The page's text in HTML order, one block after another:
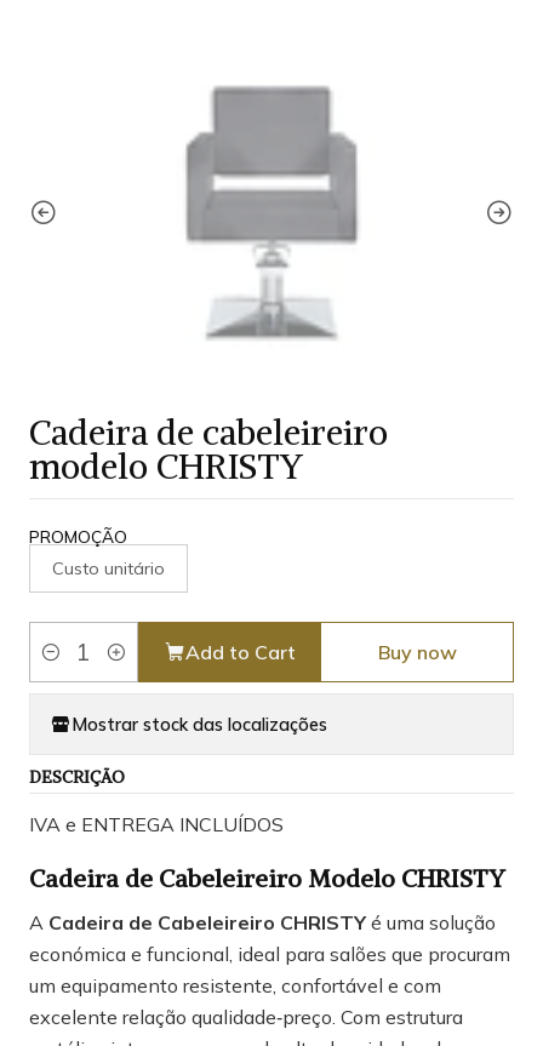
Cadeira de cabeleireiro
modelo CHRISTY
PROMOÇÃO
Custo unitário
Quantity
Add to Cart Buy now
Mostrar stock das localizações
DESCRIÇÃO
IVA e ENTREGA INCLUÍDOS
Cadeira de Cabeleireiro Modelo CHRISTY
A Cadeira de Cabeleireiro CHRISTYé uma solução
económica e funcional, ideal para salões que procuram
um equipamento resistente, confortável e com
excelente relação qualidade‑preço. Com estrutura